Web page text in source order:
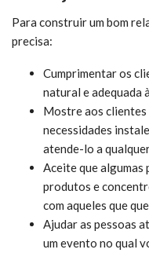
Para construir um bom
precisa:
Cumprimentar os
natural e adequada
Mostre aos clientes
necessidades
atende-lo a
Aceite que algumas
produtos e
com aqueles que
Ajudar as pessoas
um evento no qual